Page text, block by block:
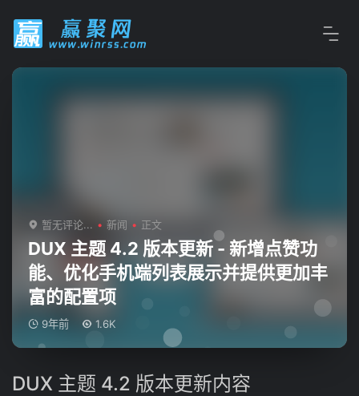
暂无评论... 新闻 正文
DUX 主题 4.2 版本更新 - 新增点赞功
能、优化手机端列表展示并提供更加丰
富的配置项
9年前 1.6K
DUX 主题 4.2 版本更新内容